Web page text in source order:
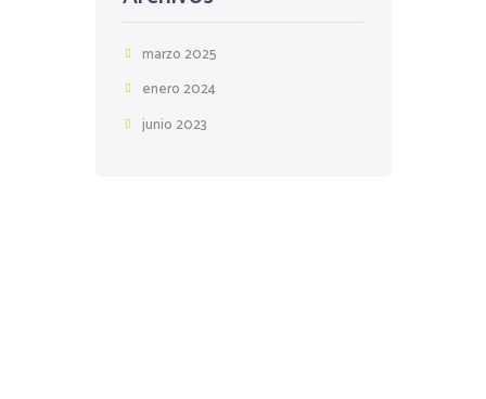
marzo 2025
enero 2024
junio 2023